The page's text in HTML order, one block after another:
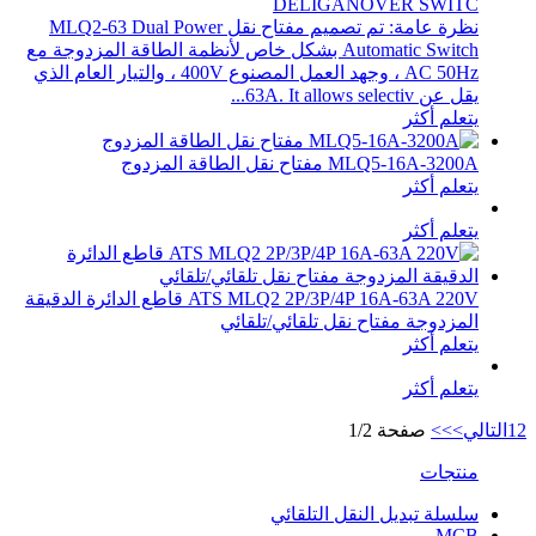
نظرة عامة: تم تصميم مفتاح نقل MLQ2-63 Dual Power
Automatic Switch بشكل خاص لأنظمة الطاقة المزدوجة مع
AC 50Hz ، وجهد العمل المصنوع 400V ، والتيار العام الذي
يقل عن 63A. It allows selectiv...
يتعلم أكثر
MLQ5-16A-3200A مفتاح نقل الطاقة المزدوج
يتعلم أكثر
يتعلم أكثر
ATS MLQ2 2P/3P/4P 16A-63A 220V قاطع الدائرة الدقيقة
المزدوجة مفتاح نقل تلقائي/تلقائي
يتعلم أكثر
يتعلم أكثر
1 2 التالي>>> صفحة 1/2
منتجات
سلسلة تبديل النقل التلقائي